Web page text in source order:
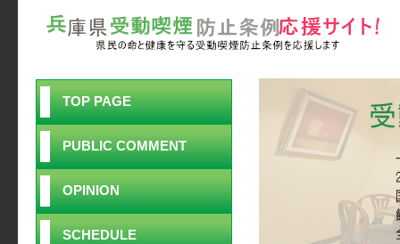
TOP PAGE
PUBLIC COMMENT
OPINION
SCHEDULE